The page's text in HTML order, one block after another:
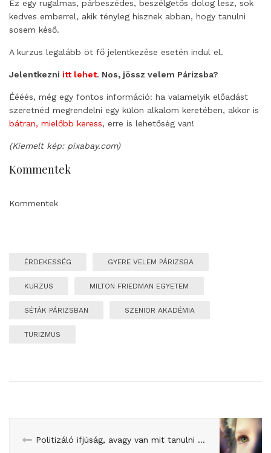
Ez egy rugalmas, párbeszédes, beszélgetős dolog lesz, sok
kedves emberrel, akik tényleg hisznek abban, hogy tanulni
sosem késő.
A kurzus legalább öt fő jelentkezése esetén indul el.
Jelentkezni itt lehet. Nos, jössz velem Párizsba?
Éééés, még egy fontos információ: ha valamelyik előadást
szeretnéd megrendelni egy külön alkalom keretében, akkor is
bátran, mielőbb keress, erre is lehetőség van!
(Kiemelt kép: pixabay.com)
Kommentek
Kommentek
ÉRDEKESSÉG GYERE VELEM PÁRIZSBA
KURZUS MILTON FRIEDMAN EGYETEM
SÉTÁK PÁRIZSBAN SZENIOR AKADÉMIA
TURIZMUS
Politizáló ifjúság, avagy van mit tanulni a franciáktól (vitacikk)